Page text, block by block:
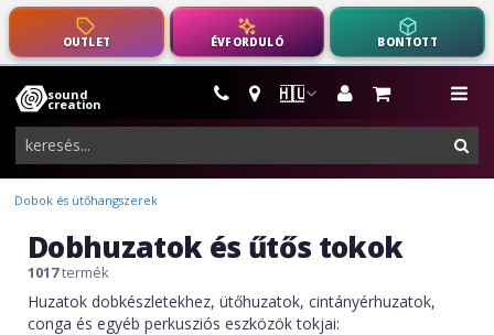
OUTLET ÉVFORDULÓ BONTOTT
🇭🇺
sound
creation
hangszerek,
pro-
audio
felszerelés
Dobok és ütőhangszerek
Dobhuzatok és űtős tokok
1017termék
Huzatok dobkészletekhez, ütőhuzatok, cintányérhuzatok,
conga és egyéb perkusziós eszközök tokjai: